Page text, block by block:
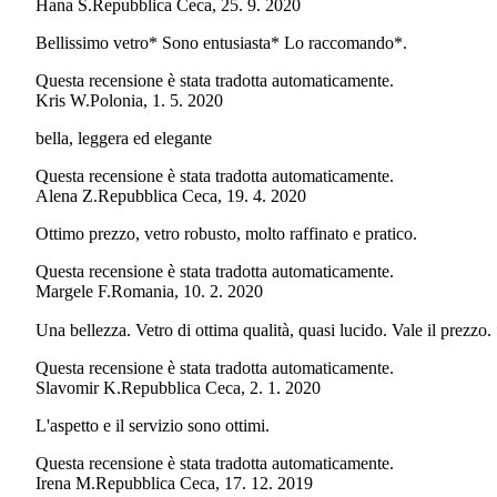
Hana S. Repubblica Ceca, 25. 9. 2020
Bellissimo vetro* Sono entusiasta* Lo raccomando*.
Questa recensione è stata tradotta automaticamente.
Kris W.Polonia, 1. 5. 2020
bella, leggera ed elegante
Questa recensione è stata tradotta automaticamente.
Alena Z.Repubblica Ceca, 19. 4. 2020
Ottimo prezzo, vetro robusto, molto raffinato e pratico.
Questa recensione è stata tradotta automaticamente.
Margele F.Romania, 10. 2. 2020
Una bellezza. Vetro di ottima qualità, quasi lucido. Vale il
Questa recensione è stata tradotta automaticamente.
Slavomir K.Repubblica Ceca, 2. 1. 2020
L'aspetto e il servizio sono ottimi.
Questa recensione è stata tradotta automaticamente.
Irena M.Repubblica Ceca, 17. 12. 2019